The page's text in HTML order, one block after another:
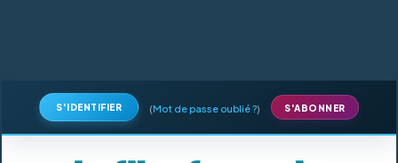
S'IDENTIFIER (Mot de passe oublié ?) S'ABONNER